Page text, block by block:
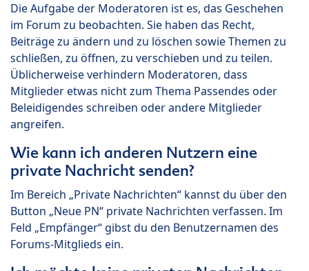
Die Aufgabe der Moderatoren ist es, das Geschehen
im Forum zu beobachten. Sie haben das Recht,
Beiträge zu ändern und zu löschen sowie Themen zu
schließen, zu öffnen, zu verschieben und zu teilen.
Üblicherweise verhindern Moderatoren, dass
Mitglieder etwas nicht zum Thema Passendes oder
Beleidigendes schreiben oder andere Mitglieder
angreifen.
Wie kann ich anderen Nutzern eine
private Nachricht senden?
Im Bereich „Private Nachrichten“ kannst du über den
Button „Neue PN“ private Nachrichten verfassen. Im
Feld „Empfänger“ gibst du den Benutzernamen des
Forums-Mitglieds ein.